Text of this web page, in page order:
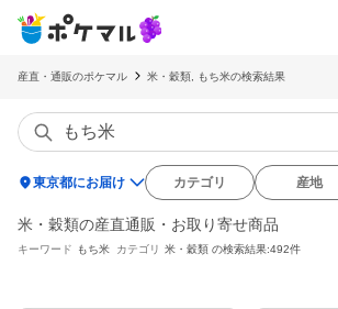
産直・通販のポケマル 米・穀類, もち米の検索結果
location_on東京都にお届け カテゴリ 産地
米・穀類の産直通販・お取り寄せ商品
キーワード もち米 カテゴリ 米・穀類 の検索結果:492件